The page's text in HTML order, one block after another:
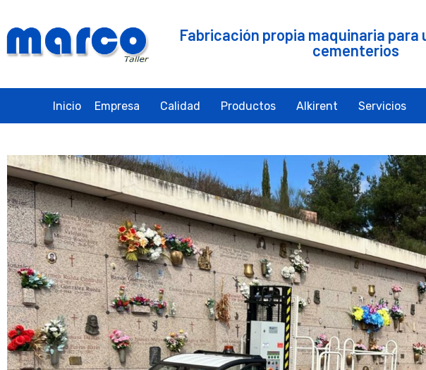
Fabricación propia maquinaria para
cementerios
Inicio Empresa Calidad Productos Alkirent Servicios